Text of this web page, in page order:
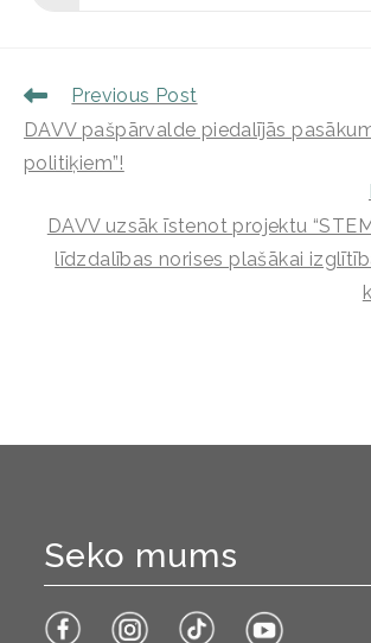
Previous Post
DAVV pašpārvalde piedalījās
politiķiem”!
DAVV uzsāk īstenot projektu
līdzdalības norises plašākai
Seko mums